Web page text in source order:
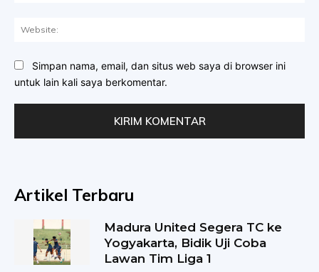
Simpan nama, email, dan situs web saya di browser ini
untuk lain kali saya berkomentar.
Artikel Terbaru
Madura United Segera TC ke
Yogyakarta, Bidik Uji Coba
Lawan Tim Liga 1